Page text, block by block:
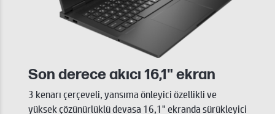
Son derece akıcı 16,1" ekran
3 kenarı çerçeveli, yansıma önleyici özellikli ve
yüksek çözünürlüklü devasa 16,1" ekranda sürükleyici